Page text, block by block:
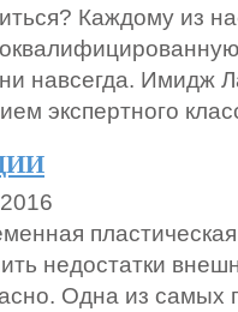
Каждому из
навсегда. Имидж
экспертного
недостатки
Одна из самых